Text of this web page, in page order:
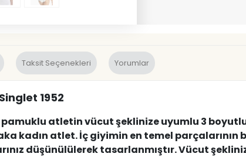
Taksit Seçenekleri Yorumlar
1952
atletin vücut şeklinize uyumlu 3
kadın atlet. İç giyimin en temel
düşünülülerek tasarlanmıştır. Vücut